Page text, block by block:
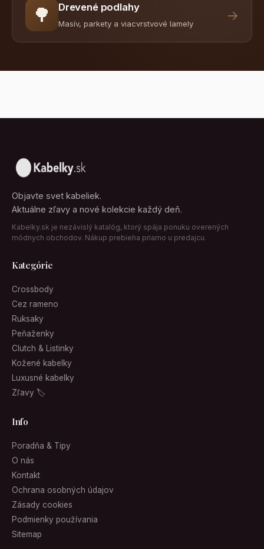
🌳 Drevené podlahy
Masív, parkety a viacvrstvové lamely
→
Objavte svet kabeliek.
Aktuálne zľavy a nové kolekcie každý deň.
Kabelky.sk je nezávislý katalóg, ktorý spája ponuku overených
módnych obchodov. Nákup prebieha priamo u predajcu.
Kategórie
Crossbody
Cez rameno
Ruksaky
Peňaženky
Clutch & Listinky
Kožené kabelky
Luxusné kabelky
Zľavy 🏷
Info
Poradňa & Tipy
O nás
Kontakt
Ochrana osobných údajov
Zásady cookies
Podmienky používania
Sitemap